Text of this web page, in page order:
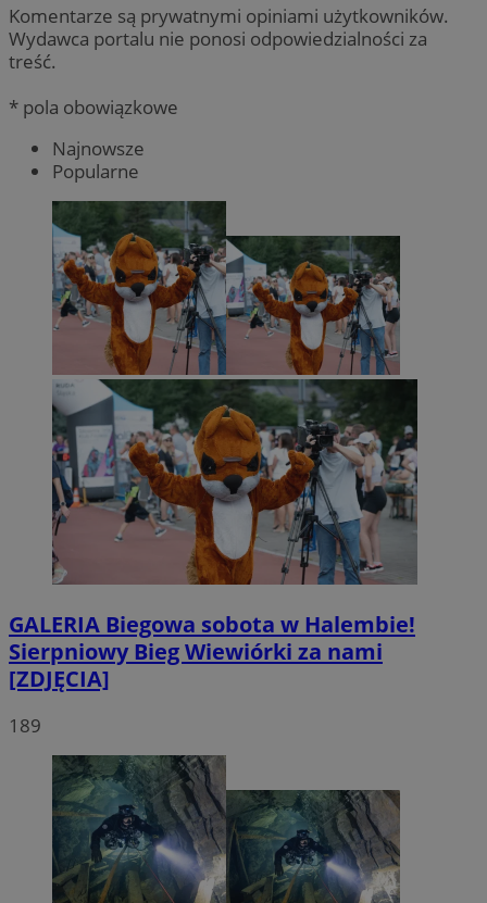
Komentarze są prywatnymi opiniami użytkowników.
Wydawca portalu nie ponosi odpowiedzialności za
treść.
* pola obowiązkowe
Najnowsze
Popularne
GALERIA Biegowa sobota w Halembie!
Sierpniowy Bieg Wiewiórki za nami
[ZDJĘCIA]
189